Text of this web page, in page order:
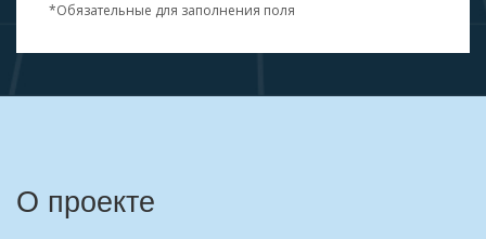
*Обязательные для заполнения поля
О проекте